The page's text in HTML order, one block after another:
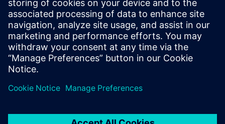
Utbildningsstege för
programmerare,
driftsättningsingenjörer,
ingenjörspersonal
Learning Paths
Utbildningsstege för
programmerare,
driftsättningsingenjörer,
inom ingenjörssektorn
Learning Paths